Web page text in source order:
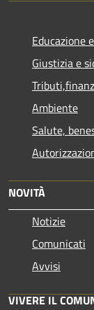
Educazione
Giustizia e
Ambiente
Salute,
NOVITÀ
Notizie
Comunicati
Avvisi
VIVERE IL